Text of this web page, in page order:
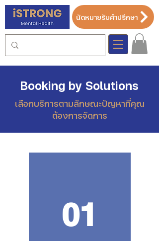
นัดหมายรับคำปรึกษา
Booking by Solutions
เลือกบริการตามลักษณะปัญหาที่คุณ
ต้องการจัดการ
01